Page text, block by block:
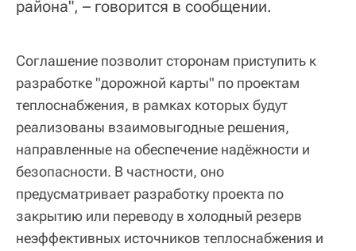
района", – говорится в сообщении.
Соглашение позволит сторонам приступить к
разработке "дорожной карты" по проектам
теплоснабжения, в рамках которых будут
реализованы взаимовыгодные решения,
направленные на обеспечение надёжности и
безопасности. В частности, оно
предусматривает разработку проекта по
закрытию или переводу в холодный резерв
неэффективных источников теплоснабжения и